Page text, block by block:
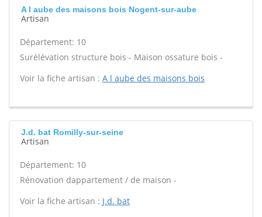
A l aube des maisons bois Nogent-sur-aube
Artisan
Département: 10
Surélévation structure bois - Maison ossature bois -
Voir la fiche artisan : A l aube des maisons bois
J.d. bat Romilly-sur-seine
Artisan
Département: 10
Rénovation dappartement / de maison -
Voir la fiche artisan : J.d. bat